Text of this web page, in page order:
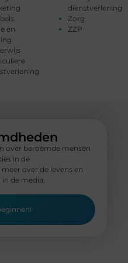
en
dienstverlening
Zorg
ZZP
over beroemde mensen
in de
over de levens en
de media.